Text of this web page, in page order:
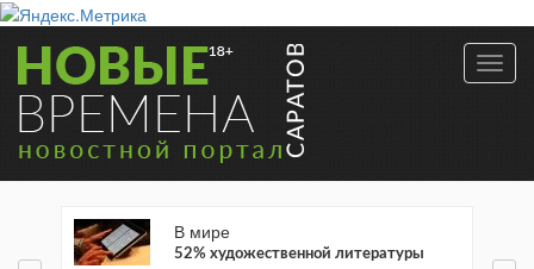
В мире
52% художественной литературы